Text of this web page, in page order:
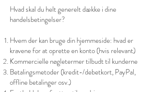
Hvad skal du helt generelt dække i dine
handelsbetingelser?
Hvem der kan bruge din hjemmeside: hvad er
kravene for at oprette en konto (hvis relevant)
Kommercielle nøgletermer tilbudt til kunderne
Betalingsmetoder (kredit-/debetkort, PayPal,
offline betalinger osv.)